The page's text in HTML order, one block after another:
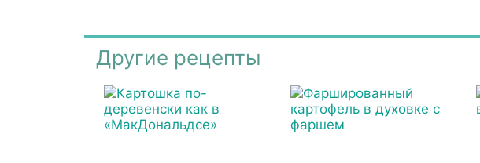
Другие рецепты